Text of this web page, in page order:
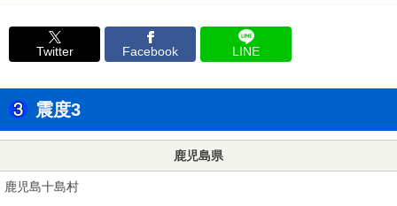
Twitter Facebook LINE
震度3
鹿児島県
鹿児島十島村